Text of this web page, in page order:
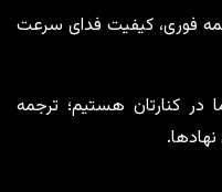
فوری، کیفیت فدای سرعت
در کنارتان هستیم؛ ترجمه